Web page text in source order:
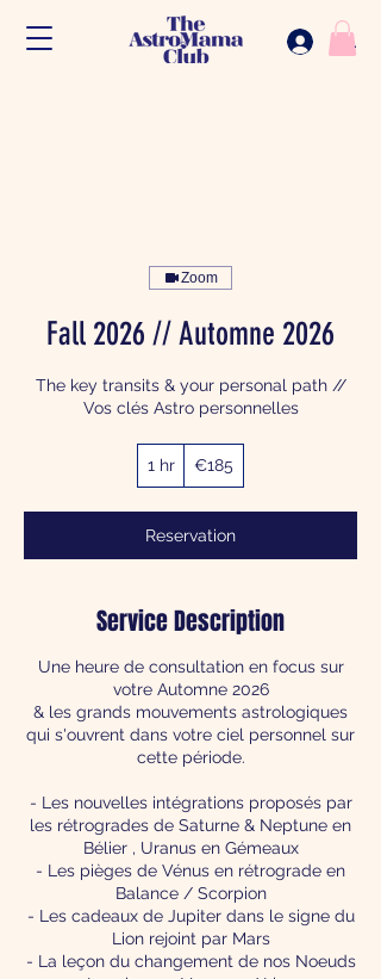
.
Zoom
Fall 2026 // Automne 2026
The key transits & your personal path //
Vos clés Astro personnelles
1 hr
h
euros
€185
Reservation
Service Description
Une heure de consultation en focus sur
votre Automne 2026
& les grands mouvements astrologiques
qui s'ouvrent dans votre ciel personnel sur
cette période.
- Les nouvelles intégrations proposés par
les rétrogrades de Saturne & Neptune en
Bélier , Uranus en Gémeaux
- Les pièges de Vénus en rétrograde en
Balance / Scorpion
- Les cadeaux de Jupiter dans le signe du
Lion rejoint par Mars
- La leçon du changement de nos Noeuds